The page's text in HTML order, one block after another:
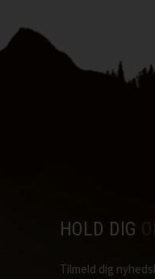
HOLD DIG
Tilmeld dig